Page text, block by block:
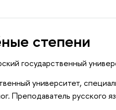
степени
государственный
университет,
Преподаватель русского